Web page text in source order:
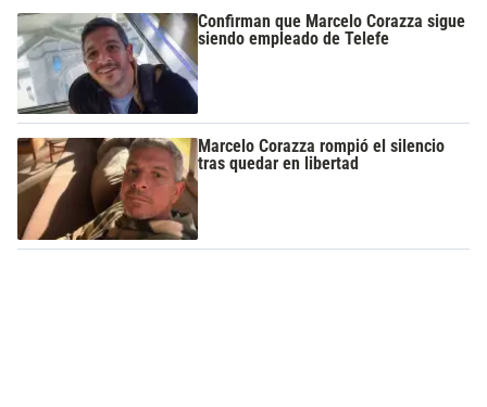
Confirman que Marcelo Corazza sigue
siendo empleado de Telefe
Marcelo Corazza rompió el silencio
tras quedar en libertad